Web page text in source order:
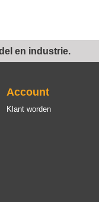
en industrie.
Account
Klant worden